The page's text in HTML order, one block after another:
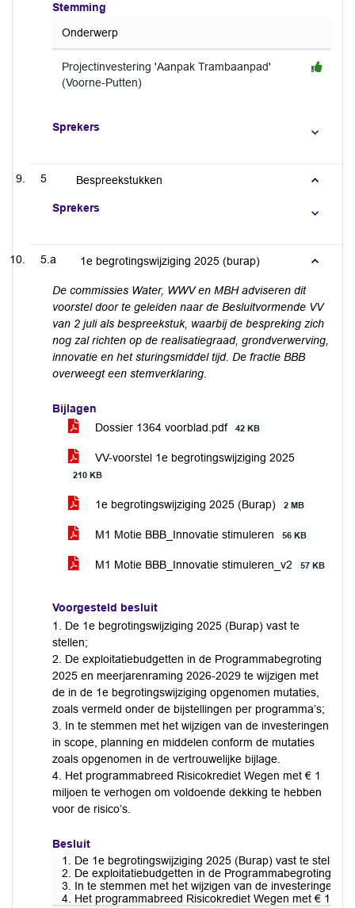
Stemming
Onderwerp
Projectinvestering 'Aanpak Trambaanpad'
(Voorne-Putten)
Sprekers
5 Bespreekstukken
Sprekers
5.a 1e begrotingswijziging 2025 (burap)
De commissies Water, WWV en MBH adviseren dit
voorstel door te geleiden naar de Besluitvormende VV
van 2 juli als bespreekstuk, waarbij de bespreking zich
nog zal richten op de realisatiegraad, grondverwerving,
innovatie en het sturingsmiddel tijd. De fractie BBB
overweegt een stemverklaring.
Bijlagen
Dossier 1364 voorblad.pdf
42 KB
VV-voorstel 1e begrotingswijziging 2025
210 KB
1e begrotingswijziging 2025 (Burap) 2 MB
M1 Motie BBB_Innovatie stimuleren 56 KB
M1 Motie BBB_Innovatie stimuleren_v2 57 KB
Voorgesteld besluit
1. De 1e begrotingswijziging 2025 (Burap) vast te
stellen;
2. De exploitatiebudgetten in de Programmabegroting
2025 en meerjarenraming 2026-2029 te wijzigen met
de in de 1e begrotingswijziging opgenomen mutaties,
zoals vermeld onder de bijstellingen per programma’s;
3. In te stemmen met het wijzigen van de investeringen
in scope, planning en middelen conform de mutaties
zoals opgenomen in de vertrouwelijke bijlage.
4. Het programmabreed Risicokrediet Wegen met € 1
miljoen te verhogen om voldoende dekking te hebben
voor de risico’s.
Besluit
1. De 1e begrotingswijziging 2025 (Burap) vast te stellen;
2. De exploitatiebudgetten in de Programmabegroting
3. In te stemmen met het wijzigen van de investeringen
4. Het programmabreed Risicokrediet Wegen met € 1